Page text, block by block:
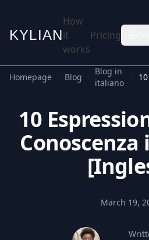
KYLIAN
How
it
works
Pricing
Homepage Blog
Blog in
italiano
10
March 19,